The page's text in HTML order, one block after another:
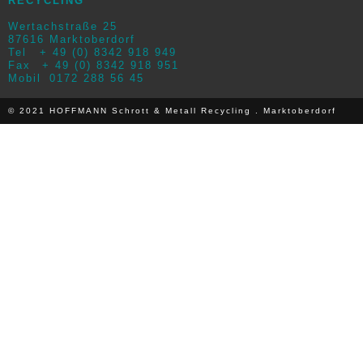
Wertachstraße 25
87616 Marktoberdorf
Tel
+ 49 (0) 8342 918 949
Fax
+ 49 (0) 8342 918 951
Mobil
0172 288 56 45
© 2021 HOFFMANN Schrott & Metall Recycling . Marktoberdorf